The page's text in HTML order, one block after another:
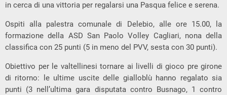
in cerca di una vittoria per regalarsi una Pasqua felice e serena.
Ospiti alla palestra comunale di Delebio, alle ore 15.00, la
formazione della ASD San Paolo Volley Cagliari, nona della
classifica con 25 punti (5 in meno del PVV, sesta con 30 punti).
Obiettivo per le valtellinesi tornare ai livelli di gioco pre girone
di ritorno: le ultime uscite delle gialloblù hanno regalato sia
punti (3 nell’ultima gara disputata contro Busnago, 1 contro